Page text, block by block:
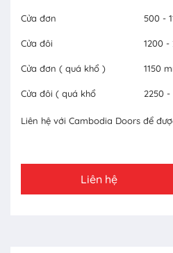
Cửa đơn 500 -
Cửa đôi 1200 -
Cửa đơn ( quá khổ ) 1150
Cửa đôi ( quá khổ 2250 -
Liên hệ với Cambodia Doors để
Liên hệ